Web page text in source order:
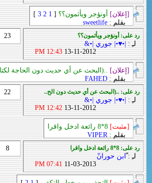
[إعلان] أونؤجر ويأثمون؟؟ [
1
2
3
]
بقلم :sweetlife
رد على: أونؤجر ويأثمون؟؟
لـِ : |•♥•| جوري |•&
13-11-2012
12:43 PM
23
[إعلان] ..(البحث عن أي حديث دون الحاجة
بقلم :FAHED
رد على: ..(البحث عن أي حديث دون الح..
لـِ : |•♥•| جوري |•&
13-11-2012
12:42 PM
22
[مثبت]8*8 رائعة ادخل واقرا
بقلم :VIPER
رد على: 8*8 رائعة ادخل واقرا
لـِ :ّابن حورانّ
11-03-2013
07:41 PM
8